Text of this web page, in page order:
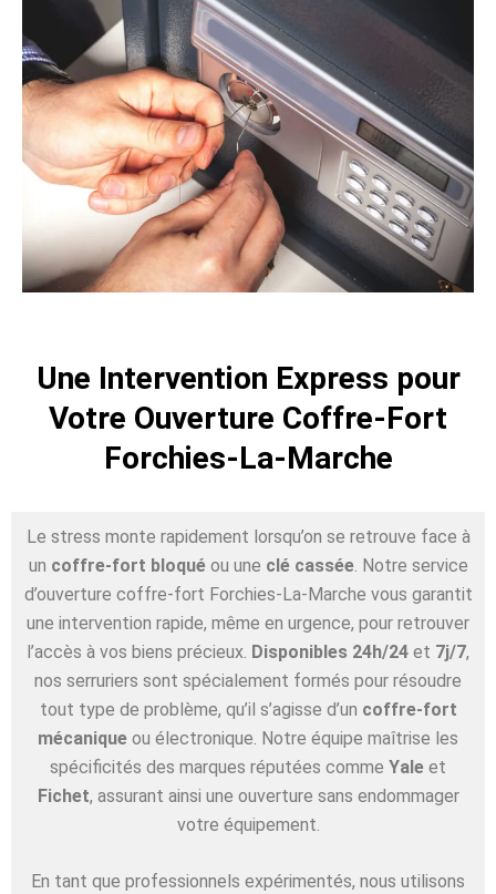
Une Intervention Express pour
Votre Ouverture Coffre-Fort
Forchies-La-Marche
Le stress monte rapidement lorsqu’on se retrouve face à
un coffre-fort bloquéou une clé cassée. Notre service
d’ouverture coffre-fort Forchies-La-Marche vous garantit
une intervention rapide, même en urgence, pour retrouver
l’accès à vos biens précieux. Disponibles 24h/24 et 7j/7,
nos serruriers sont spécialement formés pour résoudre
tout type de problème, qu’il s’agisse d’un coffre-fort
mécanique ou électronique. Notre équipe maîtrise les
spécificités des marques réputées comme Yale et
Fichet, assurant ainsi une ouverture sans endommager
votre équipement.
En tant que professionnels expérimentés, nous utilisons